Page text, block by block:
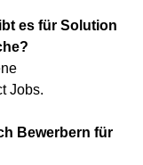
es für Solution
Jobs.
Bewerbern für